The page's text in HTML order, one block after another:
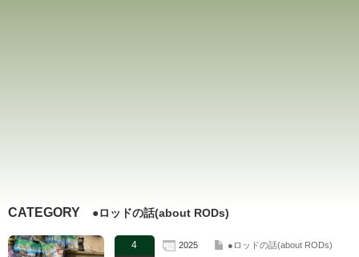
CATEGORY ●ロッドの話(about RODs)
4
2025 ●ロッドの話(about RODs)